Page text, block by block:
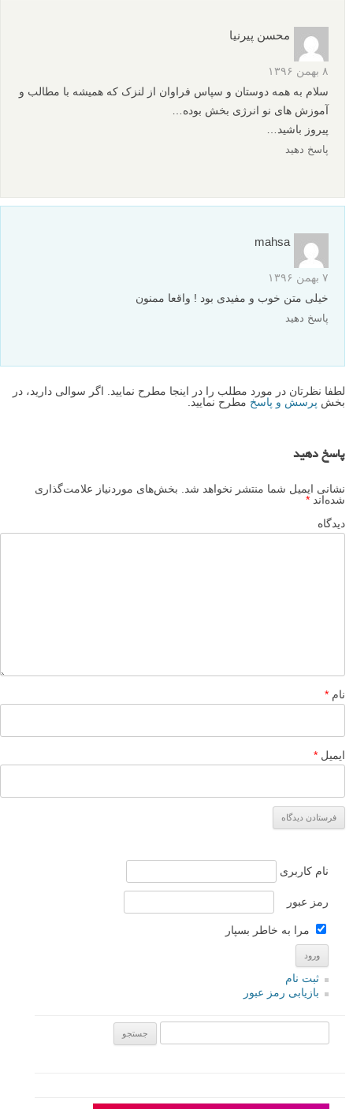
محسن پیرنیا
۸ بهمن ۱۳۹۶
سلام به همه دوستان و سپاس فراوان از لنزک که همیشه با مطالب و
آموزش های نو انرژی بخش بوده…
پیروز باشید…
پاسخ دهید
mahsa
۷ بهمن ۱۳۹۶
خیلی متن خوب و مفیدی بود ! واقعا ممنون
پاسخ دهید
لطفا نظرتان در مورد مطلب را در اینجا مطرح نمایید. اگر سوالی دارید، در
بخش پرسش و پاسخ مطرح نمایید.
پاسخ دهید
نشانی ایمیل شما منتشر نخواهد شد.
بخش‌های موردنیاز علامت‌گذاری
شده‌اند *
دیدگاه
نام *
ایمیل *
نام کاربری
رمز عبور
مرا به خاطر بسپار
ثبت نام
بازیابی رمز عبور